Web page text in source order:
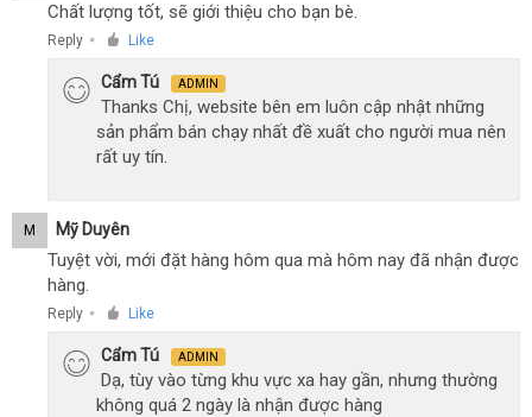
Chất lượng tốt, sẽ giới thiệu cho bạn bè.
Reply ● Like
Cẩm Tú ADMIN
Thanks Chị, website bên em luôn cập nhật những
sản phẩm bán chạy nhất đề xuất cho người mua nên
rất uy tín.
M Mỹ Duyên
Tuyệt vời, mới đặt hàng hôm qua mà hôm nay đã nhận được
hàng.
Reply ● Like
Cẩm Tú ADMIN
Dạ, tùy vào từng khu vực xa hay gần, nhưng thường
không quá 2 ngày là nhận được hàng